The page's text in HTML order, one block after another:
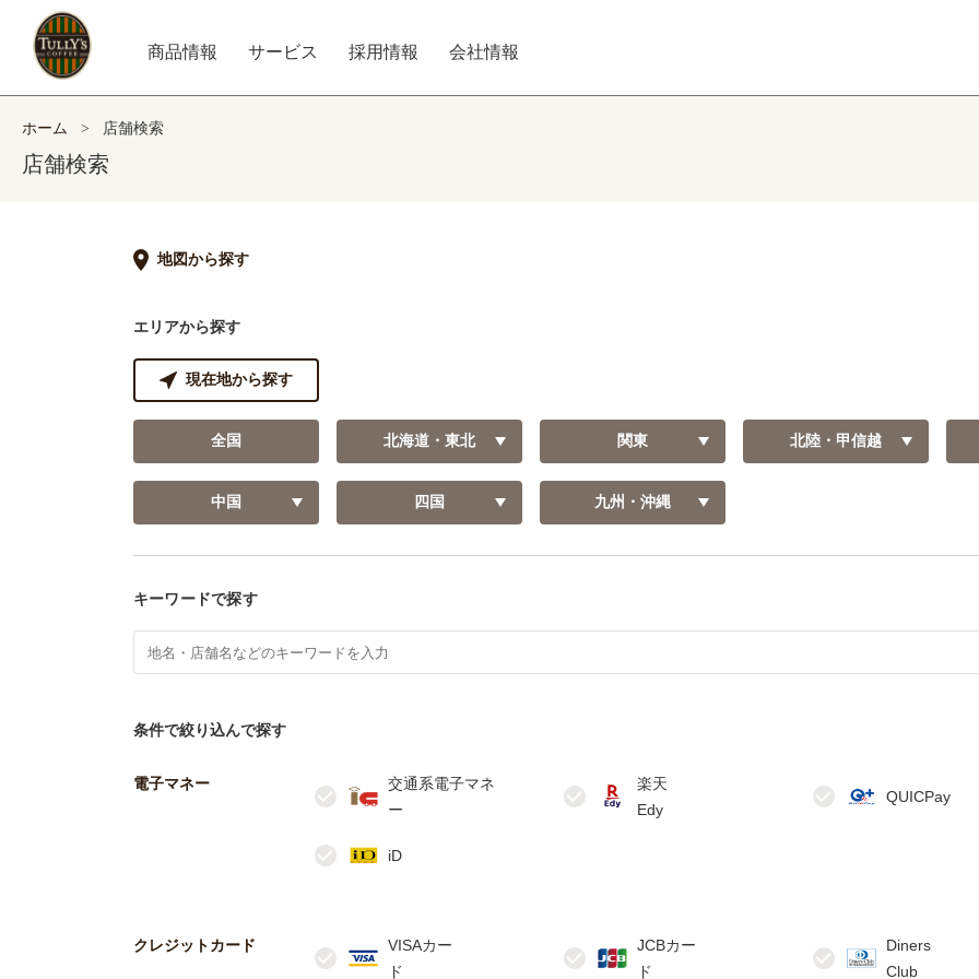
商品情報 サービス 採用情報 会社情報
ホーム > 店舗検索
店舗検索
地図から探す
エリアから探す
現在地から探す
全国 北海道・東北 関東 北陸・甲信越
中国 四国 九州・沖縄
キーワードで探す
条件で絞り込んで探す
電子マネー
交通系電子マネ
楽天
Edy
QUICPay
iD
クレジットカード
VISAカー
JCBカー
Diners
Club